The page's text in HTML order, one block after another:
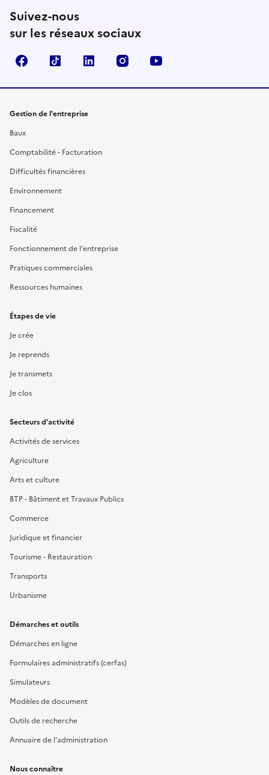
Suivez-nous
sur les réseaux sociaux
FacebookTikTok Linkedin Instagram
Gestion de l'entreprise
Baux
Comptabilité - Facturation
Difficultés financières
Environnement
Financement
Fiscalité
Fonctionnement de l'entreprise
Pratiques commerciales
Ressources humaines
Étapes de vie
Je crée
Je reprends
Je transmets
Je clos
Secteurs d'activité
Activités de services
Agriculture
Arts et culture
BTP - Bâtiment et Travaux Publics
Commerce
Juridique et financier
Tourisme - Restauration
Transports
Urbanisme
Démarches et outils
Démarches en ligne
Formulaires administratifs (cerfas)
Simulateurs
Modèles de document
Outils de recherche
Annuaire de l'administration
Nous connaître